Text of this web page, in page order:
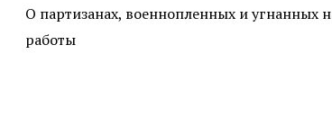
О партизанах, военнопленных и угнанных
работы